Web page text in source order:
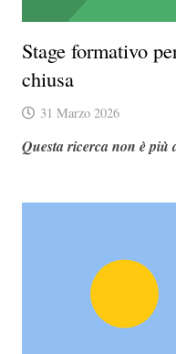
Stage formativo
chiusa
31 Marzo 2026
Questa ricerca non è più